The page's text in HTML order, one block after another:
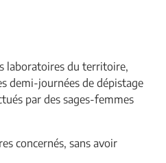
laboratoires du territoire,
demi-journées de dépistage
par des sages-femmes
concernés, sans avoir